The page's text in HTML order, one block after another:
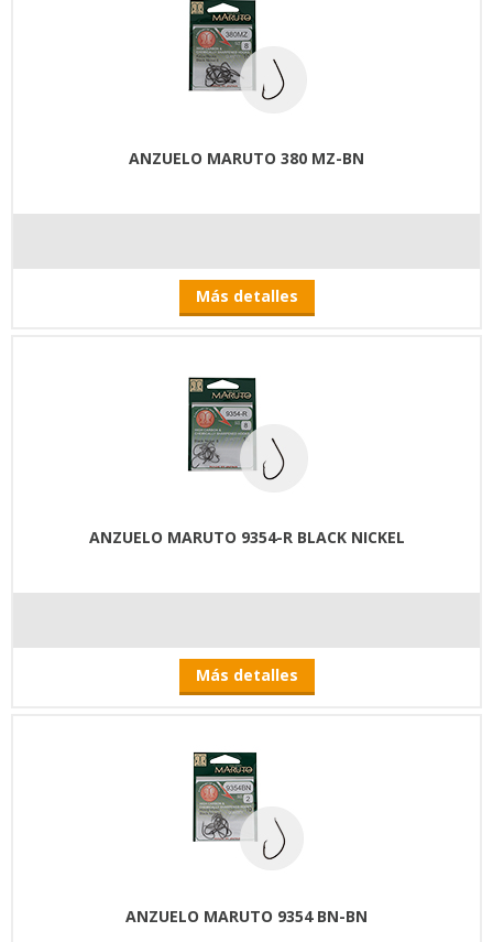
ANZUELO MARUTO 380 MZ-BN
Más detalles
ANZUELO MARUTO 9354-R BLACK NICKEL
Más detalles
ANZUELO MARUTO 9354 BN-BN